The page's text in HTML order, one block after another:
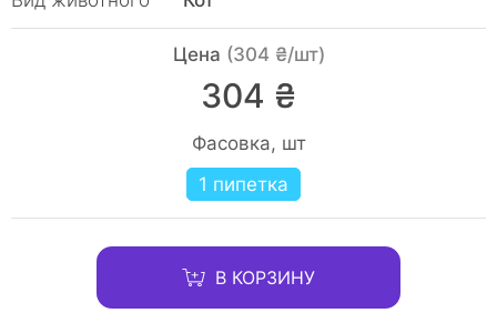
Цена (304 ₴/шт)
304 ₴
Фасовка, шт
1 пипетка
В КОРЗИНУ